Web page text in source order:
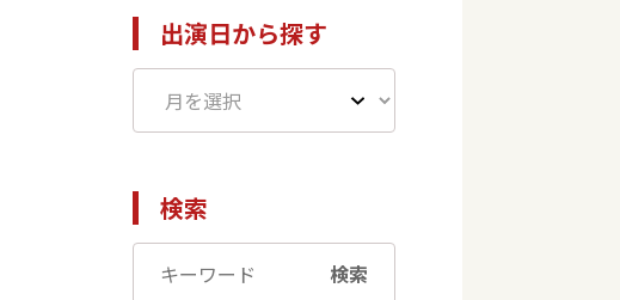
出演日から探す
検索
検索